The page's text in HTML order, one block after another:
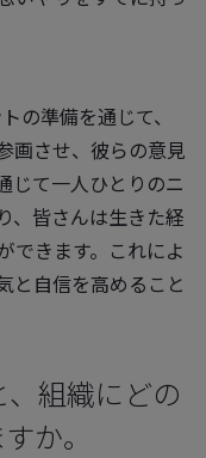
の準備を通じて、
画させ、彼らの意見
じて一人ひとりのニ
、皆さんは生きた経
できます。これによ
と自信を高めること
組織にどの
か。